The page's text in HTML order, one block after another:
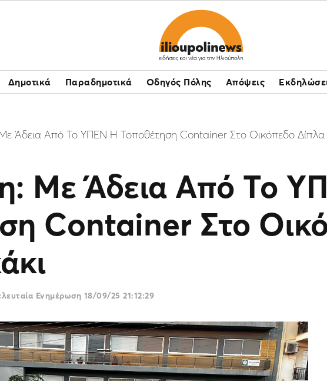
Δημοτικά Παραδημοτικά Οδηγός Πόλης Απόψεις
Άδεια Από Το ΥΠΕΝ Η Τοποθέτηση Container Στο Οικόπεδο Δίπλα
Με Άδεια Από Το
Container Στο
Ενημέρωση 18/09/25 21:12:29